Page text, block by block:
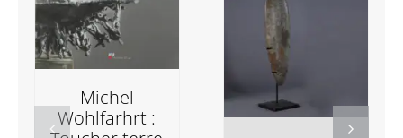
Michel
Wohlfarhrt :